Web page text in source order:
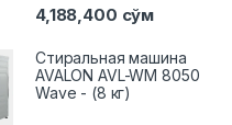
4,188,400 сўм
Стиральная машина
AVALON AVL-WM 8050
Wave - (8 кг)